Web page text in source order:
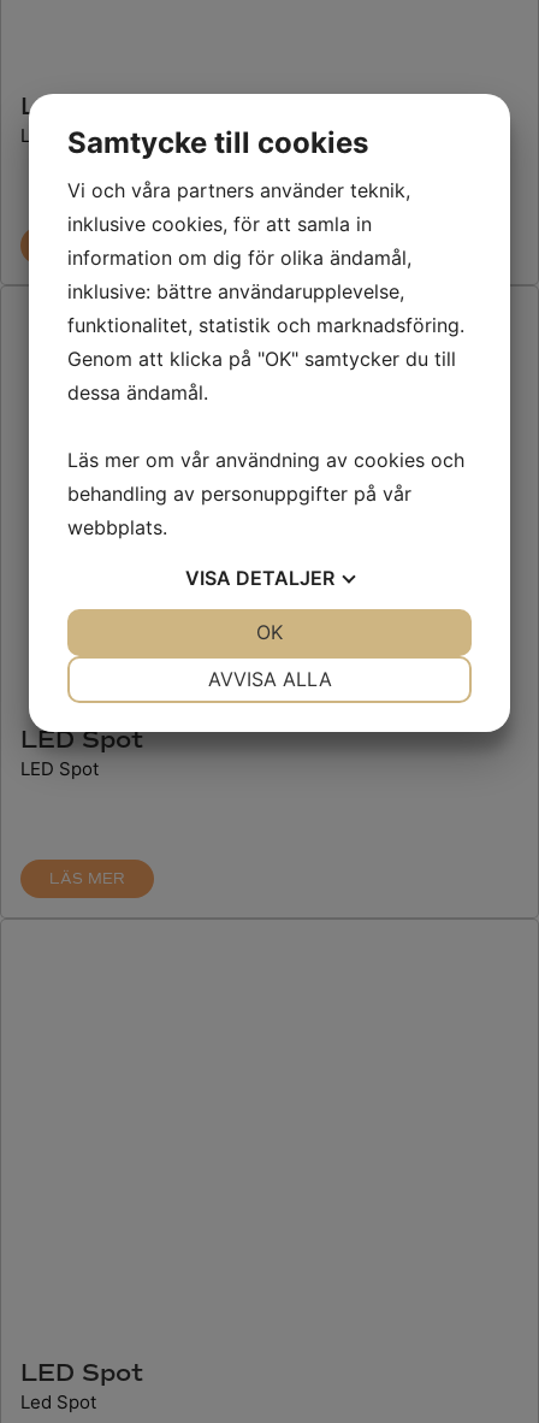
LED Rave spot
LED Rave spot
LÄS MER
LED Spot
LED Spot
LÄS MER
LED Spot
Led Spot
Samtycke till cookies
Vi och våra partners använder teknik,
inklusive cookies, för att samla in
information om dig för olika ändamål,
inklusive: bättre användarupplevelse,
funktionalitet, statistik och marknadsföring.
Genom att klicka på "OK" samtycker du till
dessa ändamål.
Läs mer om vår användning av cookies och
behandling av personuppgifter på vår
webbplats.
VISA DETALJER
MARKNADSFÖRING
AVVISA ALLA
OK